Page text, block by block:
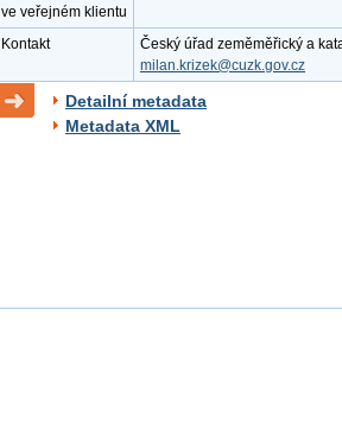
ve veřejném klientu
Kontakt
Český úřad zeměměřický a
milan.krizek@cuzk.gov.cz
Detailní metadata
Metadata XML